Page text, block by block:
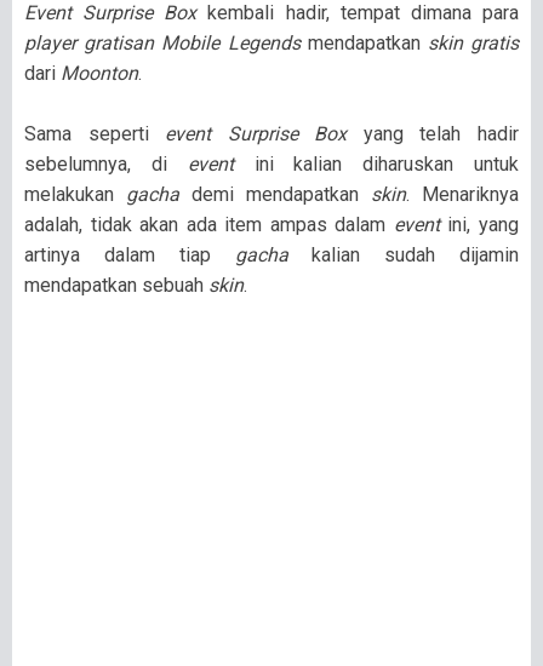
Event Surprise Box kembali hadir, tempat dimana para
player gratisan Mobile Legends mendapatkan skin gratis
dari Moonton.
Sama seperti event Surprise Boxyang telah hadir
sebelumnya, di event ini kalian diharuskan untuk
melakukan gacha demi mendapatkan skin. Menariknya
adalah, tidak akan ada item ampas dalam event ini, yang
artinya dalam tiap gacha kalian sudah dijamin
mendapatkan sebuah skin.